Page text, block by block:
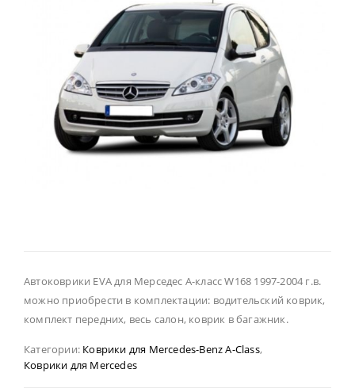
Автоковрики EVA для Мерседес А-класс W168 1997-2004 г.в.
можно приобрести в комплектации: водительский коврик,
комплект передних, весь салон, коврик в багажник.
Категории: Коврики для Mercedes-Benz A-Class,
Коврики для Mercedes